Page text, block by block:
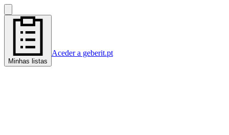
Minhas listas
Aceder a geberit.pt